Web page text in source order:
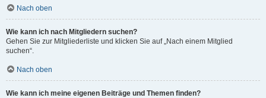
Nach oben
Wie kann ich nach Mitgliedern suchen?
Gehen Sie zur Mitgliederliste und klicken Sie auf „Nach einem Mitglied
suchen“.
Nach oben
Wie kann ich meine eigenen Beiträge und Themen finden?